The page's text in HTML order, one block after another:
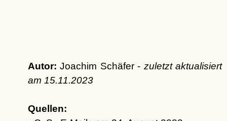
Autor: Joachim Schäfer - zuletzt aktualisiert
am 15.11.2023
Quellen: